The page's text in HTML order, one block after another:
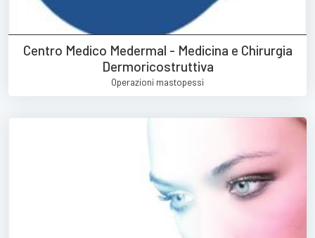
Centro Medico Medermal - Medicina e Chirurgia
Dermoricostruttiva
Operazioni mastopessi